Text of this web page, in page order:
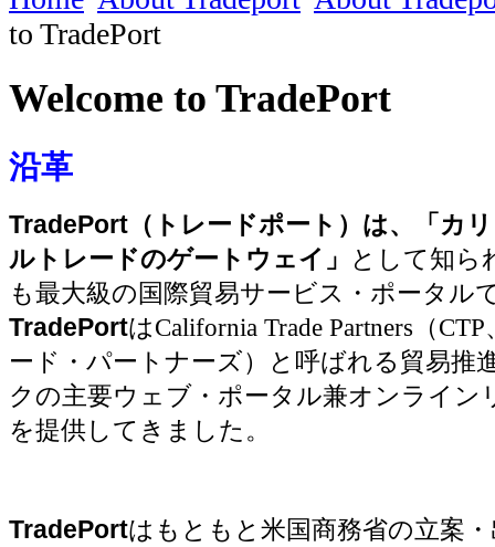
to TradePort
Welcome to TradePort
沿革
TradePort （トレードポート） は、「カ
ルトレードのゲートウェイ」
として知ら
も最大級の国際貿易サービス・ポータル
TradePortはCalifornia Trade Partners（CTP
ード・パートナーズ）
と呼ばれる貿易推
クの主要ウェブ・ポータル兼オンライン
を提供してきました。
TradePortはもともと米国商務省の立案